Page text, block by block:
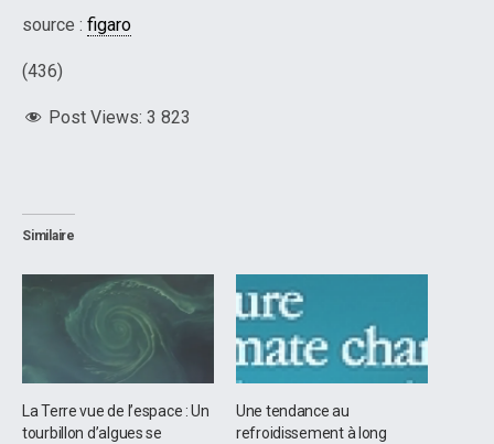
source : figaro
(436)
Post Views: 3 823
Similaire
La Terre vue de l’espace : Un
tourbillon d’algues se
Une tendance au
refroidissement à long